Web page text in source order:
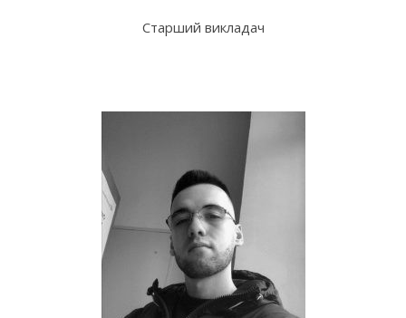
Старший викладач